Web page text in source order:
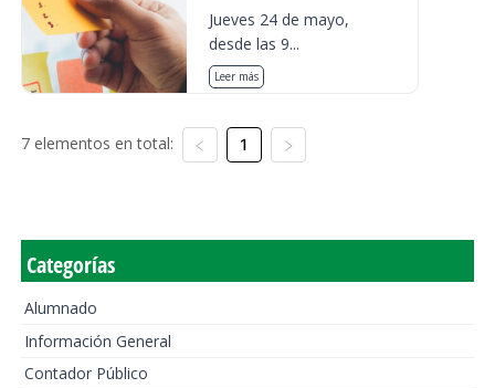
Jueves 24 de mayo,
desde las 9...
Leer más
7 elementos en total: 1
Categorías
Alumnado
Información General
Contador Público